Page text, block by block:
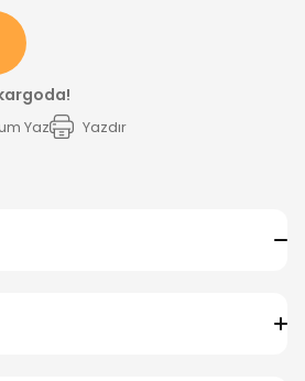
Yaz Yazdır